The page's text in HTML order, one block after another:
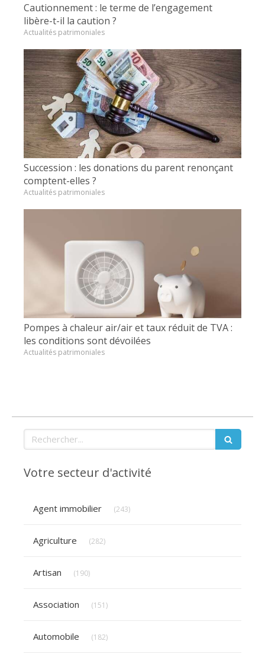
Cautionnement : le terme de l’engagement
libère-t-il la caution ?
Actualités patrimoniales
Succession : les donations du parent renonçant
comptent-elles ?
Actualités patrimoniales
Pompes à chaleur air/air et taux réduit de TVA :
les conditions sont dévoilées
Actualités patrimoniales
Rechercher
Votre secteur d'activité
Agent immobilier (243)
Agriculture (282)
Artisan (190)
Association (151)
Automobile (182)